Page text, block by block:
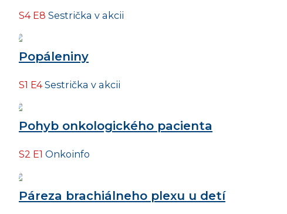
S4 E8 Sestrička v akcii
Popáleniny
S1 E4Sestrička v akcii
Pohyb onkologického pacienta
S2 E1 Onkoinfo
Páreza brachiálneho plexu u detí